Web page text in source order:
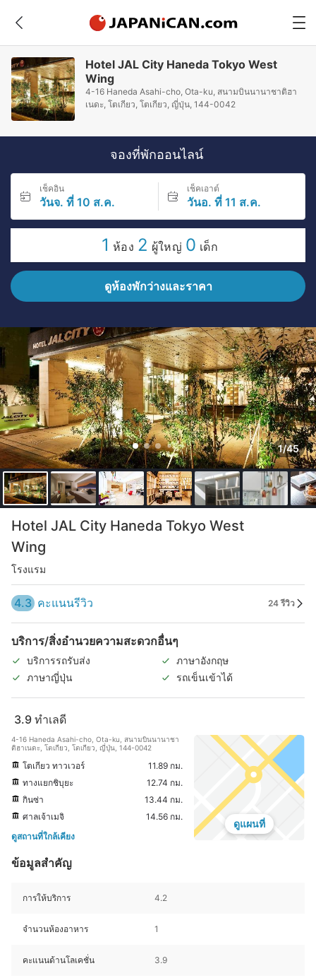
Hotel JAL City Haneda Tokyo West
Wing
4-16 Haneda Asahi-cho, Ota-ku, สนามบินนานาชาติฮา
เนดะ, โตเกียว, โตเกียว, ญี่ปุ่น, 144-0042
จองที่พักออนไลน์
เช็คอิน
วันจ. ที่ 10 ส.ค.
เช็คเอาต์
วันอ. ที่ 11 ส.ค.
1 ห้อง 2 ผู้ใหญ่ 0 เด็ก
ดูห้องพักว่างและราคา
1/45
Hotel JAL City Haneda Tokyo West
Wing
โรงแรม
4.3 คะแนนรีวิว 24 รีวิว
บริการ/สิ่งอำนวยความสะดวกอื่นๆ
บริการรถรับส่ง
ภาษาอังกฤษ
ภาษาญี่ปุ่น
รถเข็นเข้าได้
3.9 ทำเลดี
4-16 Haneda Asahi-cho, Ota-ku, สนามบินนานาชา
ติฮาเนดะ, โตเกียว, โตเกียว, ญี่ปุ่น, 144-0042
โตเกียว ทาวเวอร์
11.89 กม.
ทางแยกชิบุยะ
12.74 กม.
กินซ่า
13.44 กม.
ศาลเจ้าเมจิ
14.56 กม.
ดูสถานที่ใกล้เคียง
ดูแผนที่
ข้อมูลสำคัญ
การให้บริการ 4.2
จำนวนห้องอาหาร 1
คะแนนด้านโลเคชั่น 3.9